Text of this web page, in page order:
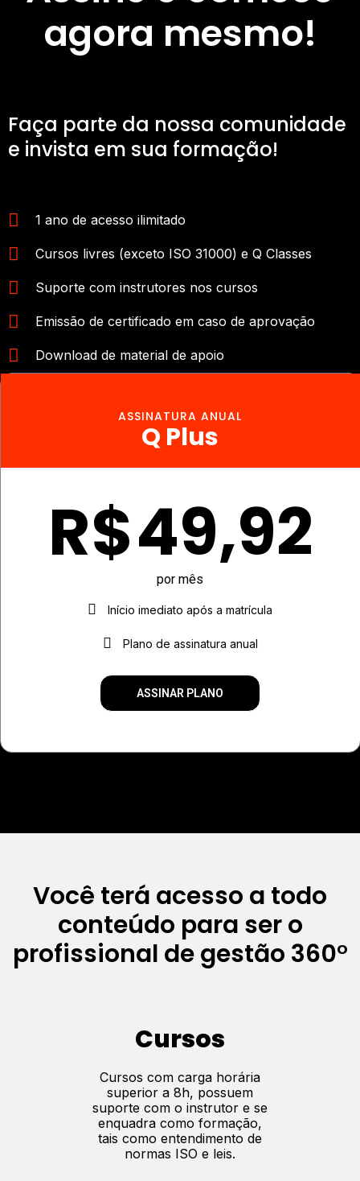
agora mesmo!
Faça parte da nossa comunidade
e invista em sua formação!
1 ano de acesso ilimitado
Cursos livres (exceto ISO 31000) e Q Classes
Suporte com instrutores nos cursos
Emissão de certificado em caso de aprovação
Download de material de apoio
ASSINATURA ANUAL
Q Plus
R$49,92
por mês
Início imediato após a matrícula
Plano de assinatura anual
ASSINAR PLANO
Você terá acesso a todo
conteúdo para ser o
profissional de gestão 360°
Cursos
Cursos com carga horária
superior a 8h, possuem
suporte com o instrutor e se
enquadra como formação,
tais como entendimento de
normas ISO e leis.